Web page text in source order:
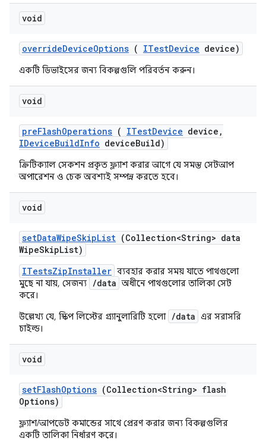
void
overrideDeviceOptions ( ITestDevice device)
একটি ডিভাইসের জন্য বিকল্পগুলি পরিবর্তন করুন।
void
preFlashOperations ( ITestDevice device ,
IDeviceBuildInfo deviceBuild)
ক্রিটিক্যাল সেকশন প্রকৃত ফ্ল্যাশ করার আগে যে সমস্ত সেটআপ
অপারেশন ও চেক অবশ্যই সম্পন্ন করতে হবে।
void
setDataWipeSkipList (Collection<String> data
WipeSkipList)
ITestsZipInstaller ব্যবহার করার সময় যাতে পাথগুলো
মুছে না যায়, সেজন্য
/data অধীনে পাথগুলোর তালিকা সেট
করে।
উল্লেখ্য যে, স্কিপ লিস্টের গ্র্যানুলারিটি হলো /data এর সরাসরি
চাইল্ড।
void
setFlashOptions (Collection<String> flash
Options)
ফ্ল্যাশ/আপডেট কমান্ডের সাথে প্রেরণ করার জন্য বিকল্পগুলির
একটি তালিকা নির্ধারণ করে।